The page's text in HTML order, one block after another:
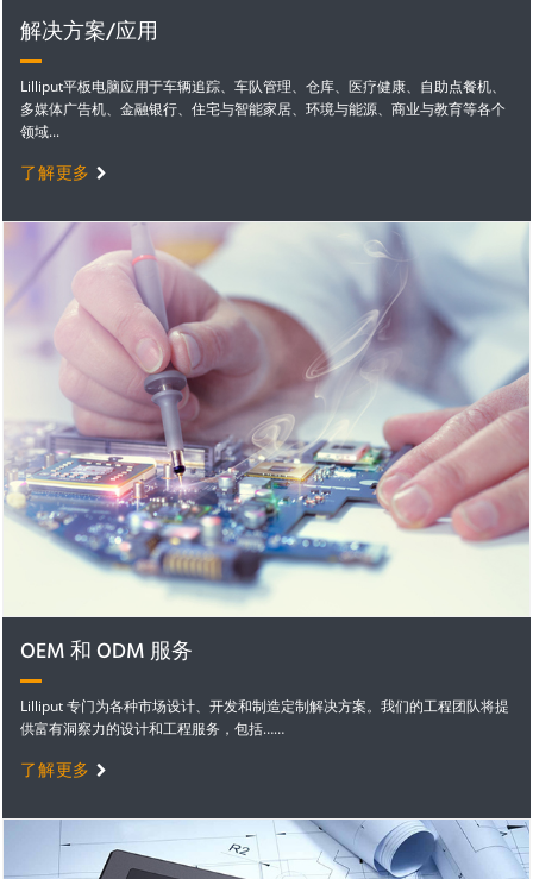
解决方案/应用
Lilliput平板电脑应用于车辆追踪、车队管理、仓库、医疗健康、自助点餐机、
多媒体广告机、金融银行、住宅与智能家居、环境与能源、商业与教育等各个
领域...
了解更多
OEM 和 ODM 服务
Lilliput 专门为各种市场设计、开发和制造定制解决方案。我们的工程团队将提
供富有洞察力的设计和工程服务，包括……
了解更多